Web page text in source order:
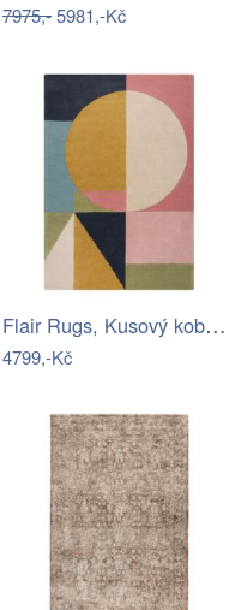
7975,-5981,-Kč
Flair Rugs, Kusový koberec Moderno Esre…
4799,-Kč